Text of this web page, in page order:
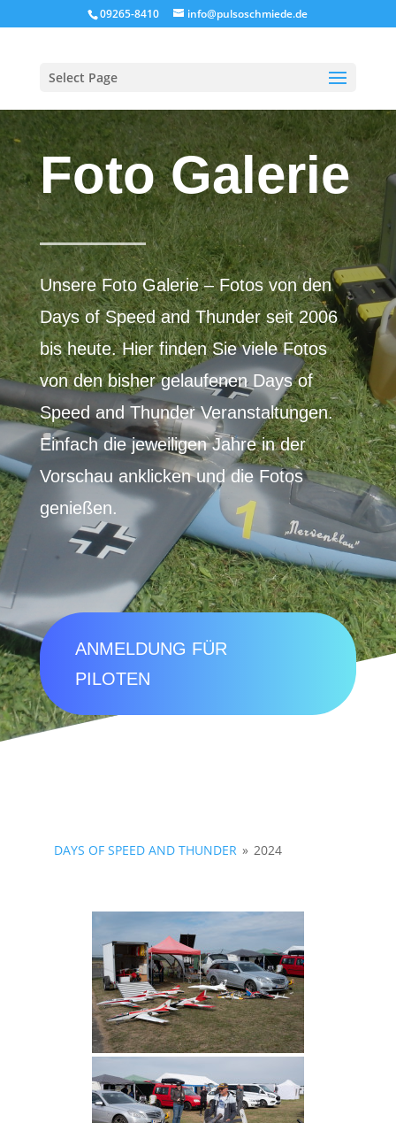
09265-8410 info@pulsoschmiede.de
Select Page
Foto Galerie
Unsere Foto Galerie – Fotos von den
Days of Speed and Thunder seit 2006
bis heute. Hier finden Sie viele Fotos
von den bisher gelaufenen Days of
Speed and Thunder Veranstaltungen.
Einfach die jeweiligen Jahre in der
Vorschau anklicken und die Fotos
genießen.
ANMELDUNG FÜR
PILOTEN
DAYS OF SPEED AND THUNDER » 2024